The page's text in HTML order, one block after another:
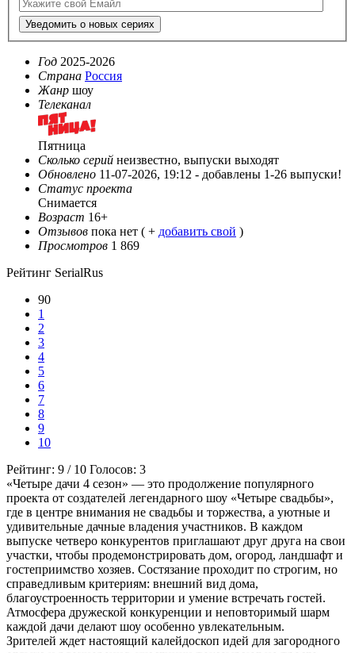
Уведомить о новых сериях
Год 2025-2026
Страна Россия
Жанр шоу
Телеканал
Пятница
Сколько серий неизвестно, выпуски выходят
Обновлено 11-07-2026, 19:12 - добавлены 1-26 выпуски!
Статус проекта
Снимается
Возраст 16+
Отзывов пока нет ( + добавить свой )
Просмотров 1 869
Рейтинг SerialRus
90
1
2
3
4
5
6
7
8
9
10
Рейтинг: 9 / 10 Голосов: 3
«Четыре дачи 4 сезон» — это продолжение популярного
проекта от создателей легендарного шоу «Четыре свадьбы»,
где в центре внимания не свадьбы и торжества, а уютные и
удивительные дачные владения участников. В каждом
выпуске четверо конкурентов приглашают друг друга на свои
участки, чтобы продемонстрировать дом, огород, ландшафт и
гостеприимство хозяев. Состязание проходит по строгим, но
справедливым критериям: внешний вид дома,
благоустроенность территории и умение встречать гостей.
Атмосфера дружеской конкуренции и неповторимый шарм
каждой дачи делают шоу особенно увлекательным.
Зрителей ждет настоящий калейдоскоп идей для загородного